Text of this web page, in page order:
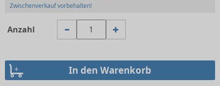
Zwischenverkauf vorbehalten!
Anzahl